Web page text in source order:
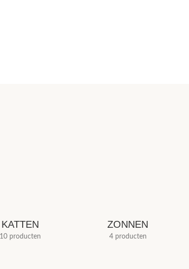
KATTEN
10 producten
ZONNEN
4 producten